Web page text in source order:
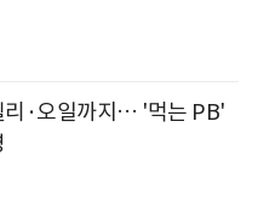
리·오일까지… '먹는 PB'